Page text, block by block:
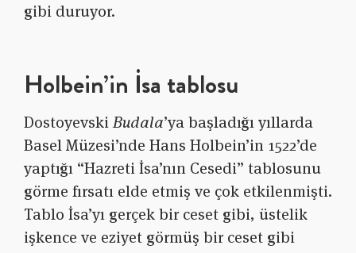
gibi duruyor.
Holbein’in İsa tablosu
DostoyevskiBudala’ya başladığı yıllarda
Basel Müzesi’nde Hans Holbein’in 1522’de
yaptığı “Hazreti İsa’nın Cesedi” tablosunu
görme fırsatı elde etmiş ve çok etkilenmişti.
Tablo İsa’yı gerçek bir ceset gibi, üstelik
işkence ve eziyet görmüş bir ceset gibi